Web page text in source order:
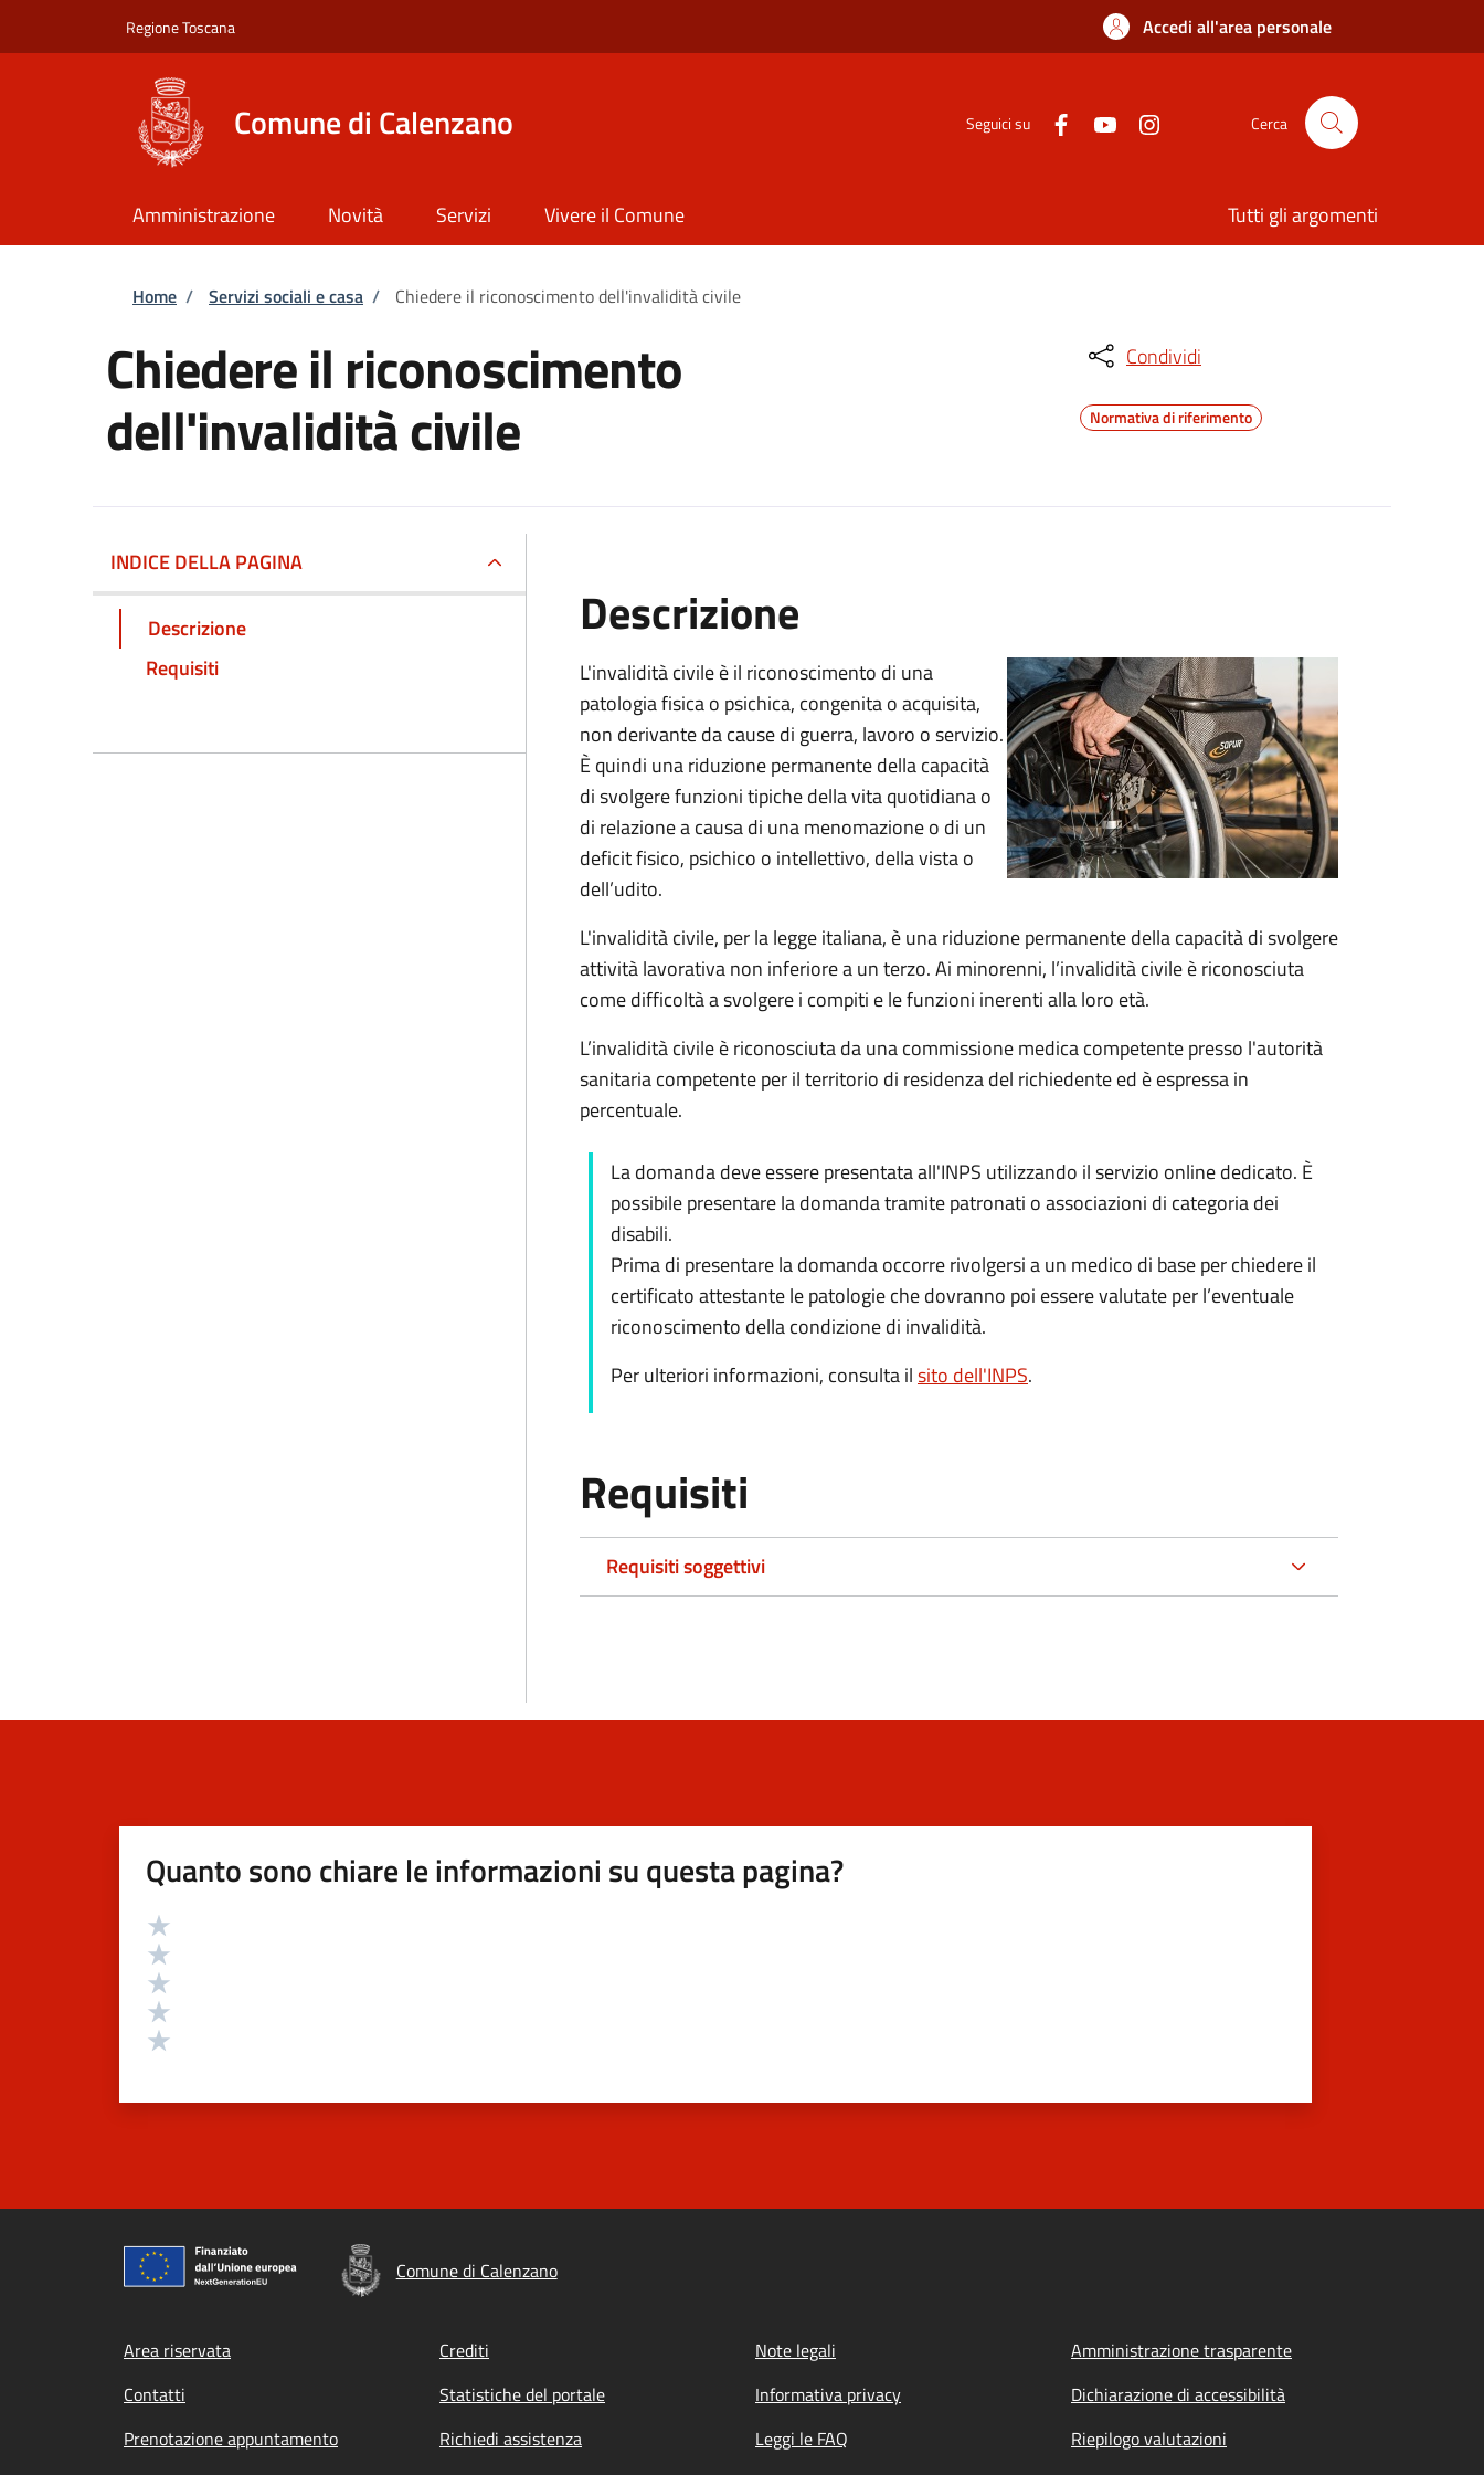
Regione Toscana Accedi all'area personale
Comune di Calenzano Seguici su Cerca
Amministrazione Novità Servizi Vivere il Comune Tutti gli argomenti
Briciole di pane
Home / Servizi sociali e casa / Chiedere il riconoscimento dell'invalidità civile
Chiedere il riconoscimento
dell'invalidità civile
Condividi
Normativa di riferimento
INDICE DELLA PAGINA
Descrizione
Requisiti
Descrizione
L'invalidità civile è il riconoscimento di una
patologia fisica o psichica, congenita o acquisita,
non derivante da cause di guerra, lavoro o servizio.
Èquindi una riduzione permanente della capacità
disvolgere funzioni tipiche della vita quotidiana o
di relazione a causa di una menomazione o di un
deficit fisico, psichico o intellettivo, della vista o
dell’udito.
L'invalidità civile, per la legge italiana, è una riduzione permanente della capacità di svolgere
attività lavorativa non inferiore a un terzo. Ai minorenni, l’invalidità civile è riconosciuta
come difficoltà a svolgere i compiti e le funzioni inerenti alla loro età.
L’invalidità civile è riconosciuta da una commissione medica competente presso l'autorità
sanitaria competente per il territorio di residenza del richiedente ed è espressa in
percentuale.
La domanda deve essere presentata all'INPS utilizzando il servizio online dedicato. È
possibile presentare la domanda tramite patronati o associazioni di categoria dei
disabili.
Prima di presentare la domanda occorre rivolgersi a un medico di base per chiedere il
certificato attestante le patologie che dovranno poi essere valutate per l’eventuale
riconoscimento della condizione di invalidità.
Per ulteriori informazioni, consulta ilsito dell'INPS.
Requisiti
Requisiti soggettivi
Quanto sono chiare le informazioni su questa pagina?
Valutazione
Comune di Calenzano
Footer menu
Area riservata Crediti Note legali
Amministrazione trasparente
Contatti
Statistiche del portale Informativa privacy
Dichiarazione di accessibilità
Prenotazione appuntamento
Richiedi assistenza Leggi le FAQ
Riepilogo valutazioni